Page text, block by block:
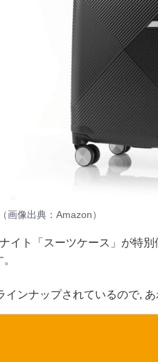
画像出典：Amazon）
イト「スーツケース」が特
ンナップされているので, あ